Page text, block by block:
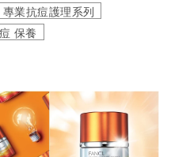
專業抗痘護理系列
保養